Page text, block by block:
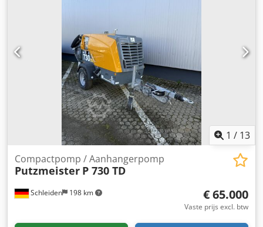
1 / 13
Schleiden 198 km
Compactpomp / Aanhangerpomp
Putzmeister P 730 TD
€ 65.000
Vaste prijs excl. btw